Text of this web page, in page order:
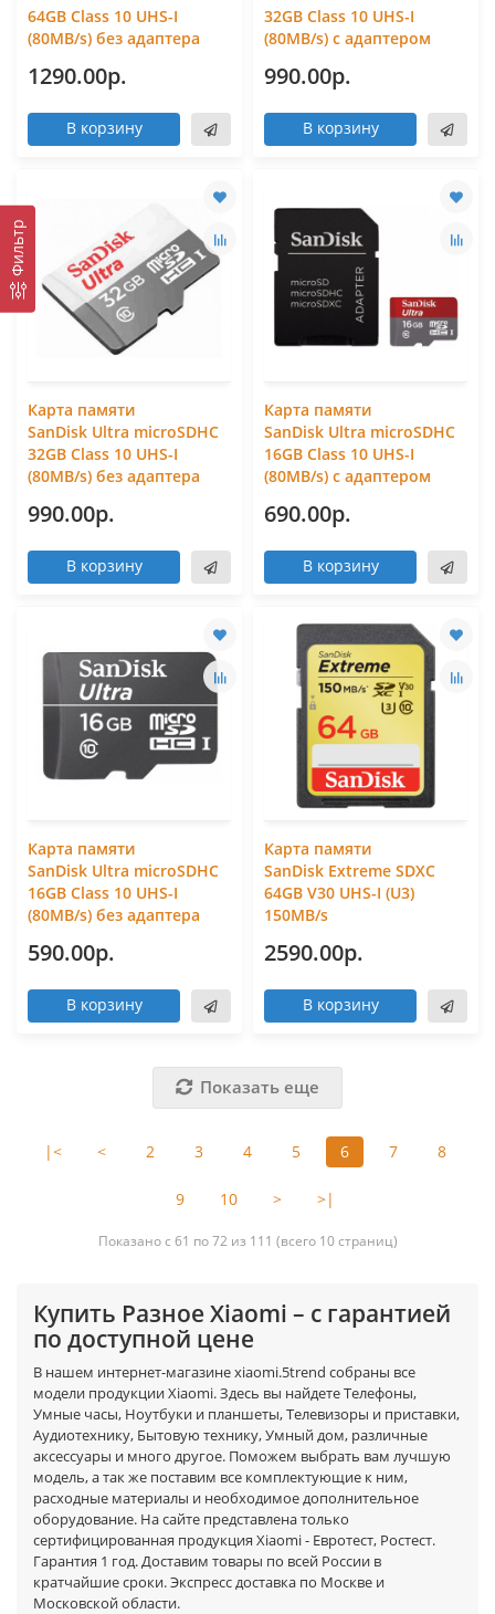
64GB Class 10 UHS-I
(80MB/s) без адаптера
1290.00р.
В корзину
32GB Class 10 UHS-I
(80MB/s) с адаптером
990.00р.
В корзину
Карта памяти
SanDisk Ultra microSDHC
32GB Class 10 UHS-I
(80MB/s) без адаптера
990.00р.
В корзину
Карта памяти
SanDisk Ultra microSDHC
16GB Class 10 UHS-I
(80MB/s) с адаптером
690.00р.
В корзину
Карта памяти
SanDisk Ultra microSDHC
16GB Class 10 UHS-I
(80MB/s) без адаптера
590.00р.
В корзину
Карта памяти
SanDisk Extreme SDXC
64GB V30 UHS-I (U3)
150MB/s
2590.00р.
В корзину
Показать еще
|< < 2 3 4 5 6 7 8
9 10 > >|
Показано с 61 по 72 из 111 (всего 10 страниц)
Купить Разное Xiaomi – с гарантией
по доступной цене
В нашем интернет-магазине xiaomi.5trend собраны все
модели продукции Xiaomi. Здесь вы найдете Телефоны,
Умные часы, Ноутбуки и планшеты, Телевизоры и приставки,
Аудиотехнику, Бытовую технику, Умный дом, различные
аксессуары и много другое. Поможем выбрать вам лучшую
модель, а так же поставим все комплектующие к ним,
расходные материалы и необходимое дополнительное
оборудование. На сайте представлена только
сертифицированная продукция Xiaomi - Евротест, Ростест.
Гарантия 1 год. Доставим товары по всей России в
кратчайшие сроки. Экспресс доставка по Москве и
Московской области.
Фильтр